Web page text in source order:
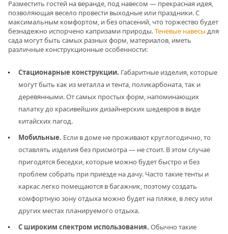
Разместить гостей на веранде, под навесом — прекрасная идея,
позволяющая весело провести выходные или праздники. С
максимальным комфортом, и без опасений, что торжество будет
безнадежно испорчено капризами природы.Теневые навесы для
сада могут быть самых разных форм, материалов, иметь
различные конструкционные особенности:
Стационарные конструкции. Габаритные изделия, которые
могут быть как из металла и тента, поликарбоната, так и
деревянными. От самых простых форм, напоминающих
палатку до красивейших дизайнерских шедевров в виде
китайских пагод.
Мобильные. Если в доме не проживают круглогодично, то
оставлять изделия без присмотра — не стоит. В этом случае
пригодятся беседки, которые можно будет быстро и без
проблем собрать при приезде на дачу. Часто такие тенты и
каркас легко помещаются в багажник, поэтому создать
комфортную зону отдыха можно будет на пляже, в лесу или
других местах планируемого отдыха.
С широким спектром использования. Обычно такие